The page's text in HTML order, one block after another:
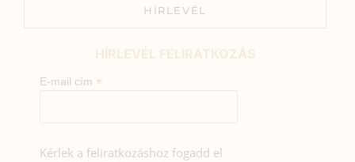
HÍRLEVÉL
E-mail cím *
Kérlek a feliratkozáshoz fogadd el